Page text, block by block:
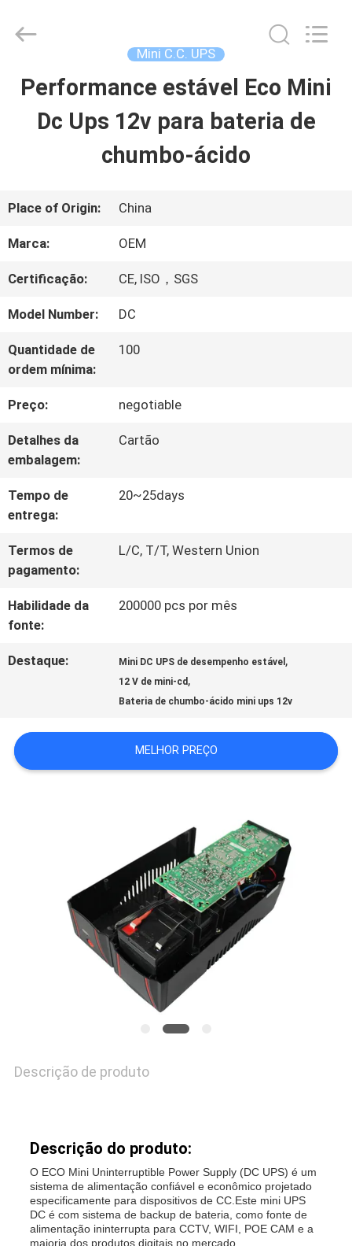
PARA
CASA
SOBRE
NÓS
VISITA
À
FÁBRICA
CONTROLE
DE
QUALIDADE
CONTACTE-
NOS
NOTÍCIAS
SOLICITE UM
ORÇAMENTO
POLÍTICA
TECH
Mini C.C. UPS
Performance estável Eco Mini
Dc Ups 12v para bateria de
chumbo-ácido
Place of Origin: China
Marca: OEM
Certificação: CE, ISO，SGS
Model Number: DC
Quantidade de
ordem mínima:
100
Preço: negotiable
Detalhes da
embalagem:
Cartão
Tempo de
entrega:
20~25days
Termos de
pagamento:
L/C, T/T, Western Union
Habilidade da
fonte:
200000 pcs por mês
Destaque: Mini DC UPS de desempenho estável ,
12 V de mini-cd ,
Bateria de chumbo-ácido mini ups 12v
MELHOR PREÇO
Descrição de produto
Descrição do produto:
O ECO Mini Uninterruptible Power Supply (DC UPS) é um
sistema de alimentação confiável e econômico projetado
especificamente para dispositivos de CC.Este mini UPS
DC é com sistema de backup de bateria, como fonte de
alimentação ininterrupta para CCTV, WIFI, POE CAM e a
maioria dos produtos digitais no mercado.